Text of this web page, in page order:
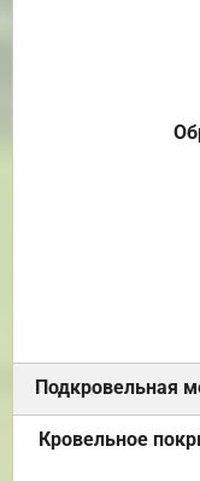
Подкровельная
Кровельное